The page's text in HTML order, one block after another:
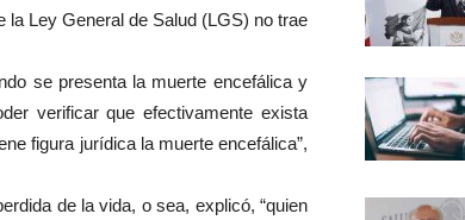
la Ley General de Salud (LGS) no trae
se presenta la muerte encefálica y
verificar que efectivamente exista
figura jurídica la muerte encefálica”,
de la vida, o sea, explicó, “quien